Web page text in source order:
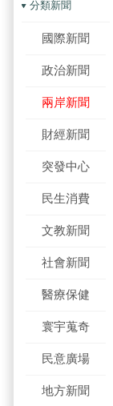
分類新聞
國際新聞
政治新聞
兩岸新聞
財經新聞
突發中心
民生消費
文教新聞
社會新聞
醫療保健
寰宇蒐奇
民意廣場
地方新聞